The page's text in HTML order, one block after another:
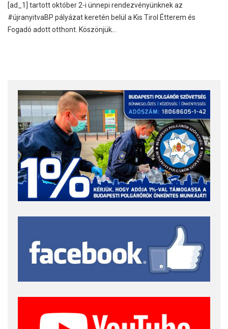
[ad_1] tartott október 2-i ünnepi rendezvényünknek az
#újranyitvaBP pályázat keretén belül a Kis Tirol Étterem és
Fogadó adott otthont. Köszönjük…